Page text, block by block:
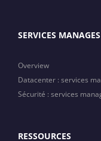
SERVICES MANAGES
Overview
Datacenter : services
Sécurité : services
RESSOURCES